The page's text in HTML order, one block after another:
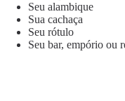
Seu alambique
Sua cachaça
Seu rótulo
Seu bar, empório ou